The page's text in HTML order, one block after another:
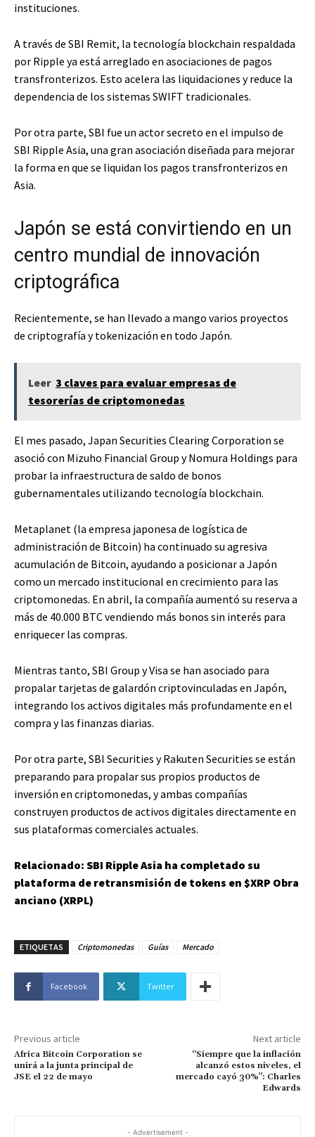
instituciones.
A través de SBI Remit, la tecnología blockchain respaldada
por Ripple ya está arreglado en asociaciones de pagos
transfronterizos. Esto acelera las liquidaciones y reduce la
dependencia de los sistemas SWIFT tradicionales.
Por otra parte, SBI fue un actor secreto en el impulso de
SBI Ripple Asia, una gran asociación diseñada para mejorar
la forma en que se liquidan los pagos transfronterizos en
Asia.
Japón se está convirtiendo en un
centro mundial de innovación
criptográfica
Recientemente, se han llevado a mango varios proyectos
de criptografía y tokenización en todo Japón.
Leer 3 claves para evaluar empresas de
tesorerías de criptomonedas
El mes pasado, Japan Securities Clearing Corporation se
asoció con Mizuho Financial Group y Nomura Holdings para
probar la infraestructura de saldo de bonos
gubernamentales utilizando tecnología blockchain.
Metaplanet (la empresa japonesa de logística de
administración de Bitcoin) ha continuado su agresiva
acumulación de Bitcoin, ayudando a posicionar a Japón
como un mercado institucional en crecimiento para las
criptomonedas. En abril, la compañía aumentó su reserva a
más de 40.000 BTC vendiendo más bonos sin interés para
enriquecer las compras.
Mientras tanto, SBI Group y Visa se han asociado para
propalar tarjetas de galardón criptovinculadas en Japón,
integrando los activos digitales más profundamente en el
compra y las finanzas diarias.
Por otra parte, SBI Securities y Rakuten Securities se están
preparando para propalar sus propios productos de
inversión en criptomonedas, y ambas compañías
construyen productos de activos digitales directamente en
sus plataformas comerciales actuales.
Relacionado: SBI Ripple Asia ha completado su
plataforma de retransmisión de tokens en $XRP Obra
anciano (XRPL)
ETIQUETAS Criptomonedas Guías Mercado
Facebook Twitter
Previous article
Africa Bitcoin Corporation se
unirá a la junta principal de
JSE el 22 de mayo
Next article
“Siempre que la inflación
alcanzó estos niveles, el
mercado cayó 30%”: Charles
Edwards
- Advertisement -